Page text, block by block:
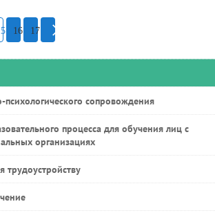
16 17
сопровождения
процесса для обучения лиц с
организациях
трудоустройству